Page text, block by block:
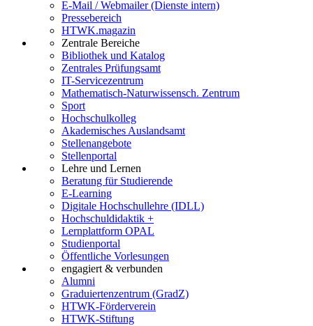
E-Mail / Webmailer (Dienste intern)
Pressebereich
HTWK.magazin
Zentrale Bereiche
Bibliothek und Katalog
Zentrales Prüfungsamt
IT-Servicezentrum
Mathematisch-Naturwissensch. Zentrum
Sport
Hochschulkolleg
Akademisches Auslandsamt
Stellenangebote
Stellenportal
Lehre und Lernen
Beratung für Studierende
E-Learning
Digitale Hochschullehre (IDLL)
Hochschuldidaktik +
Lernplattform OPAL
Studienportal
Öffentliche Vorlesungen
engagiert & verbunden
Alumni
Graduiertenzentrum (GradZ)
HTWK-Förderverein
HTWK-Stiftung